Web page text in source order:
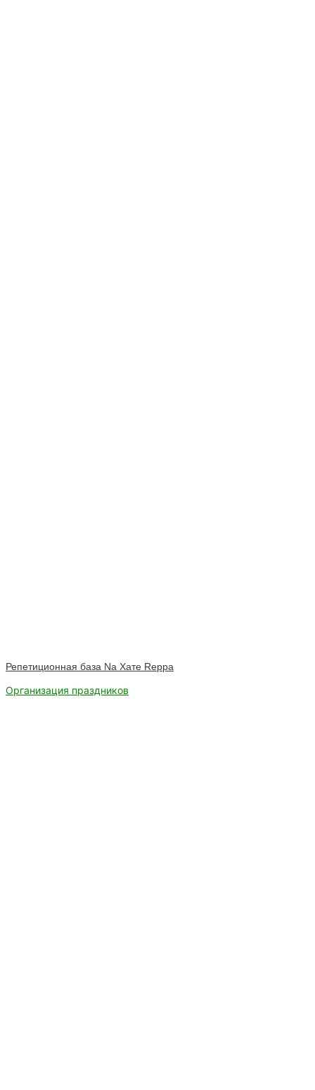
Репетиционная база Na Хате Reppa
Организация праздников